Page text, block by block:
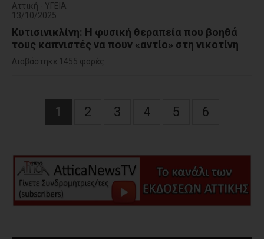
Αττική - ΥΓΕΙΑ
13/10/2025
Κυτισινικλίνη: Η φυσική θεραπεία που βοηθά
τους καπνιστές να πουν «αντίο» στη νικοτίνη
Διαβάστηκε 1455 φορές
1 2 3 4 5 6